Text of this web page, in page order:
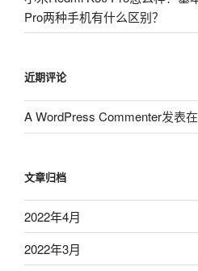
Pro两种手机有什么区别？
近期评论
A WordPress Commenter发表
文章归档
2022年4月
2022年3月